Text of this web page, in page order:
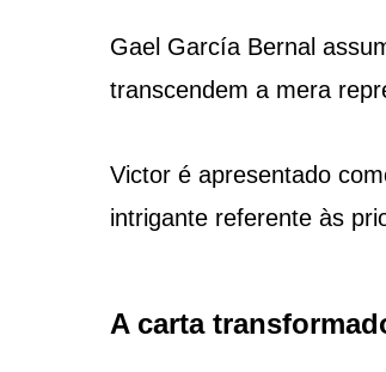
Gael García Bernal
transcendem a mera
Victor é apresentado
intrigante referente às
A carta